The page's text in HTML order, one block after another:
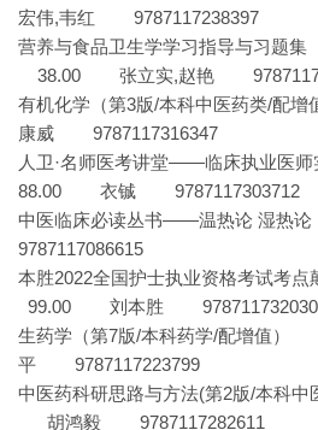
宏伟,韦红 9787117238397
营养与食品卫生学学习指导与习题集
38.00 张立实,赵艳
有机化学（第3版/本科中医药类
康威 9787117316347
人卫·名师医考讲堂——临床执业医
88.00 衣铖 9787117303712
中医临床必读丛书——温热论
9787117086615
本胜2022全国护士执业资格考试考
99.00 刘本胜
生药学（第7版/本科药学/配增
平 9787117223799
中医药科研思路与方法(第2版/本
胡鸿毅 9787117282611